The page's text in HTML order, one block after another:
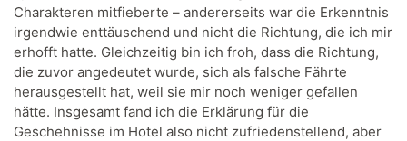
Charakteren mitfieberte – andererseits war die Erkenntnis
irgendwie enttäuschend und nicht die Richtung, die ich mir
erhofft hatte. Gleichzeitig bin ich froh, dass die Richtung,
die zuvor angedeutet wurde, sich als falsche Fährte
herausgestellt hat, weil sie mir noch weniger gefallen
hätte. Insgesamt fand ich die Erklärung für die
Geschehnisse im Hotel also nicht zufriedenstellend, aber